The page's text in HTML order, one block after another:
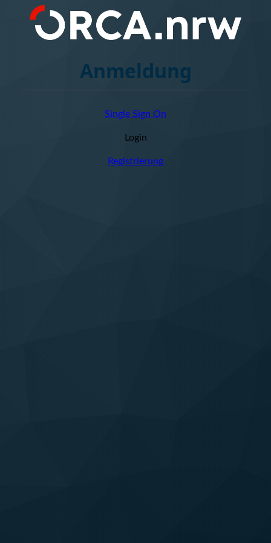
Anmeldung
Single Sign On
Login
Registrierung